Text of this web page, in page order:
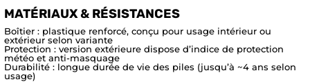
MATÉRIAUX & RÉSISTANCES
Boîtier : plastique renforcé, conçu pour usage intérieur ou
extérieur selon variante
Protection : version extérieure dispose d’indice de protection
météo et anti-masquage
Durabilité : longue durée de vie des piles (jusqu’à ~4 ans selon
usage)